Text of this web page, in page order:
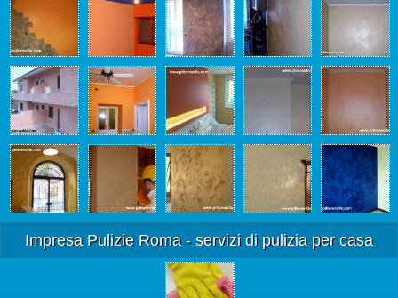
Impresa Pulizie Roma - servizi di pulizia per casa